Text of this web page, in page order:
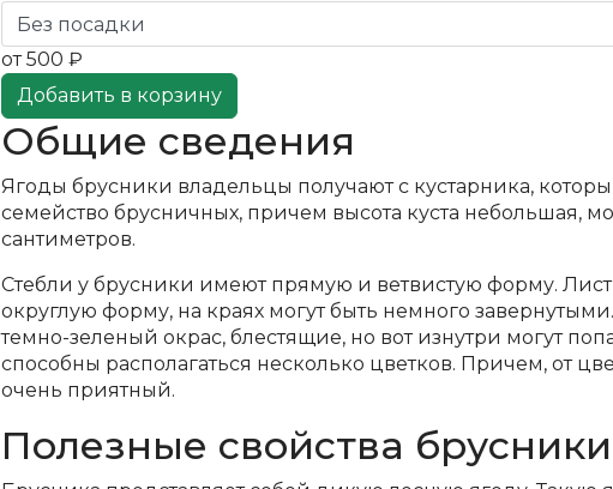
от500 ₽
Добавить в корзину
Общие сведения
Ягоды брусники владельцы получают с кустарника,
семейство брусничных, причем высота куста небольшая,
сантиметров.
Стебли у брусники имеют прямую и ветвистую форму.
округлую форму, на краях могут быть немного
темно-зеленый окрас, блестящие, но вот изнутри могут
способны располагаться несколько цветков. Причем, от
очень приятный.
Полезные свойства брусники